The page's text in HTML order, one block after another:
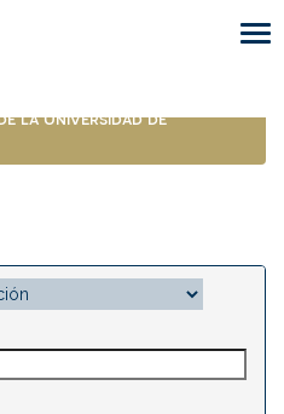
la Universidad de